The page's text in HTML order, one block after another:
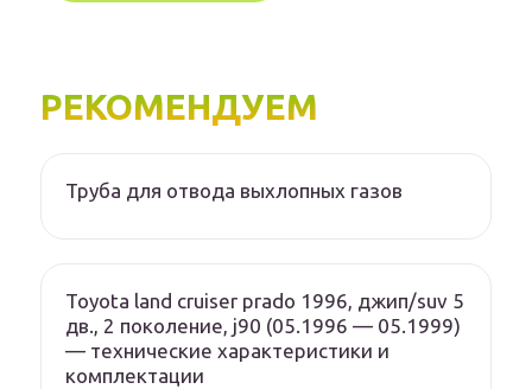
РЕКОМЕНДУЕМ
Труба для отвода выхлопных газов
Toyota land cruiser prado 1996, джип/suv 5
дв., 2 поколение, j90 (05.1996 — 05.1999)
— технические характеристики и
комплектации